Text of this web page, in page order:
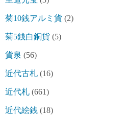
菊10銭アルミ貨 (2)
菊5銭白銅貨 (5)
貨泉 (56)
近代古札 (16)
近代札 (661)
近代絵銭 (18)